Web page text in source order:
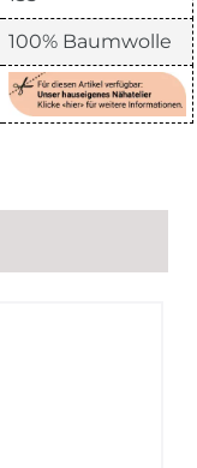
100% Baumwolle